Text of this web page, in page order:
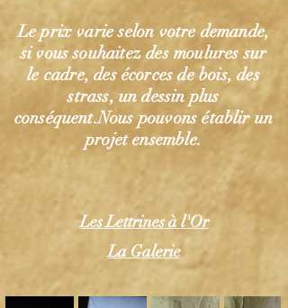
Le prix varie selon votre demande,
si vous souhaitez des moulures sur
le cadre, des écorces de bois, des
strass, un dessin plus
conséquent.Nous pouvons établir un
projet ensemble.
Les Lettrines à l'Or
La Galerie